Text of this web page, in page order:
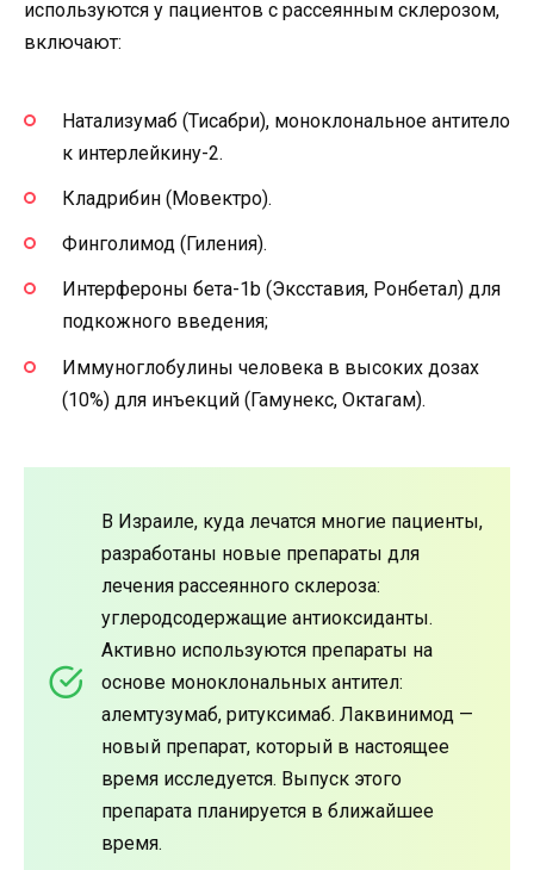
используются у пациентов с рассеянным склерозом,
включают:
Натализумаб (Тисабри), моноклональное антитело
к интерлейкину-2.
Кладрибин (Мовектро).
Финголимод (Гиления).
Интерфероны бета-1b (Эксставия, Ронбетал) для
подкожного введения;
Иммуноглобулины человека в высоких дозах
(10%) для инъекций (Гамунекс, Октагам).
В Израиле, куда лечатся многие пациенты,
разработаны новые препараты для
лечения рассеянного склероза:
углеродсодержащие антиоксиданты.
Активно используются препараты на
основе моноклональных антител:
алемтузумаб, ритуксимаб. Лаквинимод —
новый препарат, который в настоящее
время исследуется. Выпуск этого
препарата планируется в ближайшее
время.